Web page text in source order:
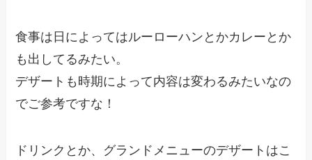
食事は日によってはルーローハンとかカレーとか
も出してるみたい。
デザートも時期によって内容は変わるみたいなの
でご参考ですな！
ドリンクとか、グランドメニューのデザートはこ